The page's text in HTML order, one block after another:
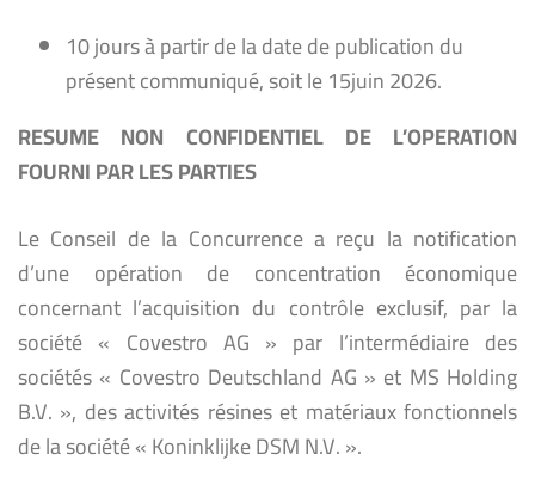
10 jours à partir de la date de publication du
présent communiqué, soit le 15juin 2026.
RESUME NON CONFIDENTIEL DE L’OPERATION
FOURNI PAR LES PARTIES
Le Conseil de la Concurrence a reçu la notification
d’une opération de concentration économique
concernant l’acquisition du contrôle exclusif, par la
société « Covestro AG » par l’intermédiaire des
sociétés « Covestro Deutschland AG » et MS Holding
B.V. », des activités ‎résines et matériaux fonctionnels
de la société « Koninklijke DSM N.V. ».